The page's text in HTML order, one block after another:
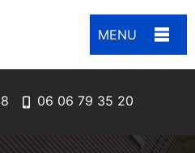
MENU
06 06 79 35 20
20